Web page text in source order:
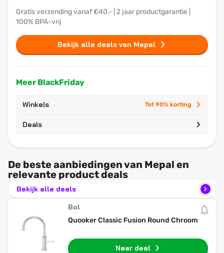
Gratis verzending vanaf €40,- | 2 jaar productgarantie |
100% BPA-vrij
Bekijk alle deals van Mepal
Meer BlackFriday
Winkels Tot 90% korting
Deals
De beste aanbiedingen van Mepal en
relevante product deals
Bekijk alle deals
Bol
Quooker Classic Fusion Round Chroom
Naar deal